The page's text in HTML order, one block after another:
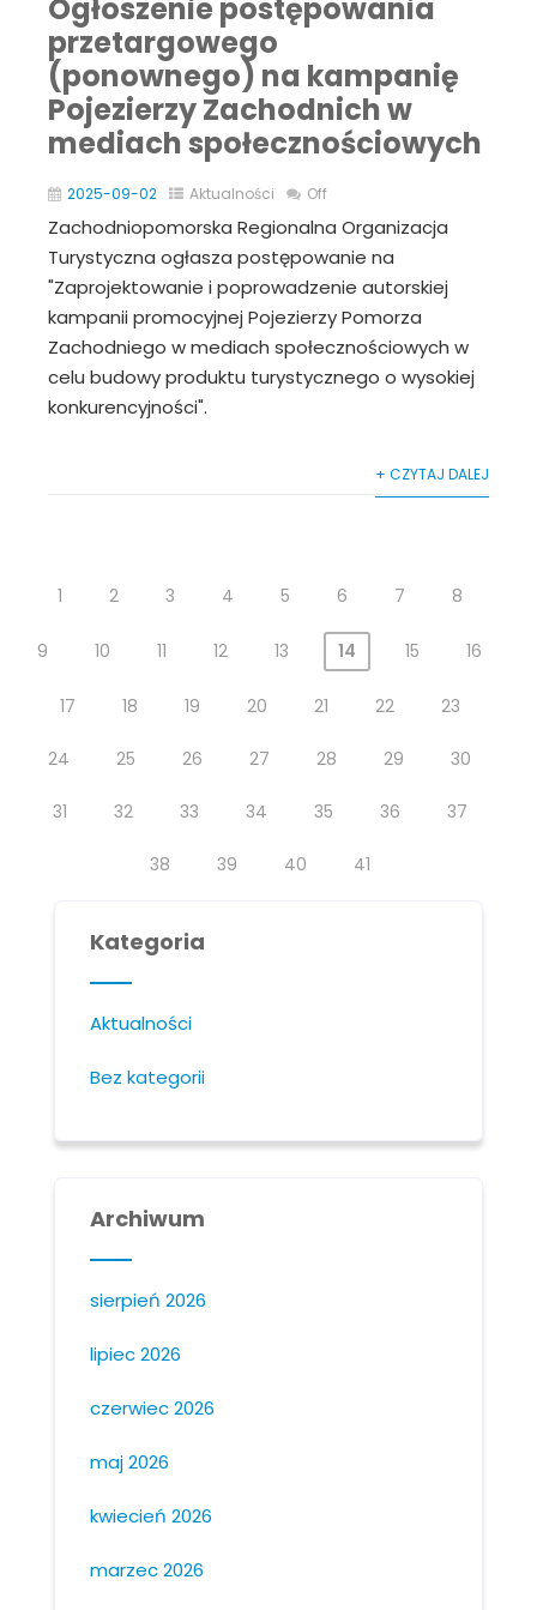
Ogłoszenie postępowania
przetargowego
(ponownego) na kampanię
Pojezierzy Zachodnich w
mediach społecznościowych
2025-09-02 Aktualności Off
Zachodniopomorska Regionalna Organizacja
Turystyczna ogłasza postępowanie na
"Zaprojektowanie i poprowadzenie autorskiej
kampanii promocyjnej Pojezierzy Pomorza
Zachodniego w mediach społecznościowych w
celu budowy produktu turystycznego o wysokiej
konkurencyjności".
+ CZYTAJ DALEJ
1 2 3 4 5 6 7 8
9 10 11 12 13 14 15 16
17 18 19 20 21 22 23
24 25 26 27 28 29 30
31 32 33 34 35 36 37
38 39 40 41
Kategoria
Aktualności
Bez kategorii
Archiwum
sierpień 2026
lipiec 2026
czerwiec 2026
maj 2026
kwiecień 2026
marzec 2026